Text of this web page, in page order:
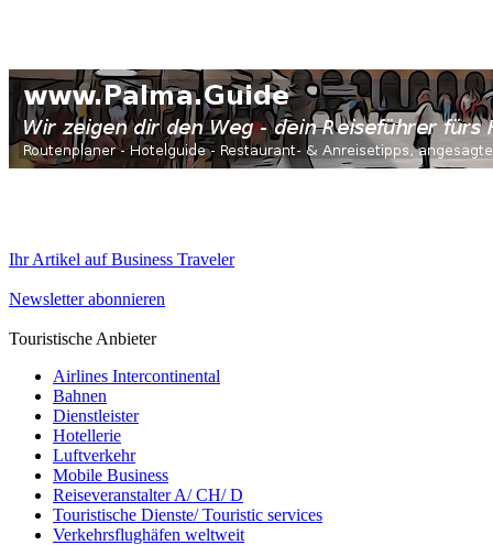
Ihr Artikel auf Business Traveler
Newsletter abonnieren
Touristische Anbieter
Airlines Intercontinental
Bahnen
Dienstleister
Hotellerie
Luftverkehr
Mobile Business
Reiseveranstalter A/ CH/ D
Touristische Dienste/ Touristic services
Verkehrsflughäfen weltweit